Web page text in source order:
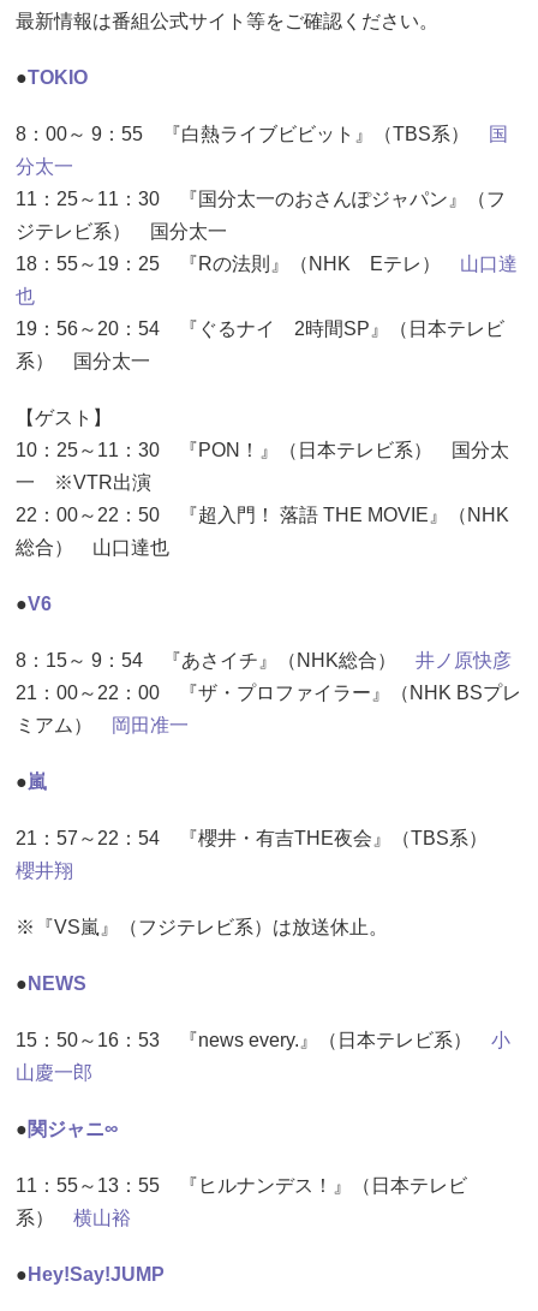
最新情報は番組公式サイト等をご確認ください。
●TOKIO
8：00～ 9：55 『白熱ライブビビット』（TBS系）
国
分太一
11：25～11：30 『国分太一のおさんぽジャパン』（フ
ジテレビ系） 国分太一
18：55～19：25 『Rの法則』（NHK Eテレ） 山口達
也
19：56～20：54 『ぐるナイ 2時間SP』（日本テレビ
系） 国分太一
【ゲスト】
10：25～11：30 『PON！』（日本テレビ系） 国分太
一 ※VTR出演
22：00～22：50 『超入門！ 落語 THE MOVIE』（NHK
総合） 山口達也
●V6
8：15～ 9：54 『あさイチ』（NHK総合） 井ノ原快彦
21：00～22：00 『ザ・プロファイラー』（NHK BSプレ
ミアム）
岡田准一
●嵐
21：57～22：54 『櫻井・有吉THE夜会』（TBS系）
櫻井翔
※『VS嵐』（フジテレビ系）は放送休止。
● NEWS
15：50～16：53 『news every.』（日本テレビ系） 小
山慶一郎
●関ジャニ∞
11：55～13：55 『ヒルナンデス！』（日本テレビ
系） 横山裕
● Hey!Say!JUMP